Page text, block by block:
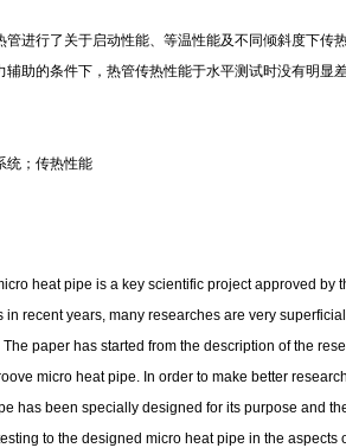
了关于启动性能、等温性能及不同倾斜度下传热
辅助的条件下，热管传热性能于水平测试时没有明
统；传热性能
pipe is a key scientific project approved by
recent years, many researches are very
paper has started from the description of the
micro heat pipe. In order to make better
has been specially designed for its purpose and
to the designed micro heat pipe in the